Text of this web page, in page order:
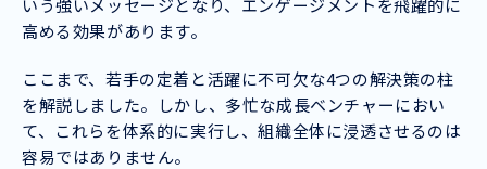
高める効果があります。
ここまで、若手の定着と活躍に不可欠な4つの解決策の柱
を解説しました。しかし、多忙な成長ベンチャーにおい
て、これらを体系的に実行し、組織全体に浸透させるのは
容易ではありません。